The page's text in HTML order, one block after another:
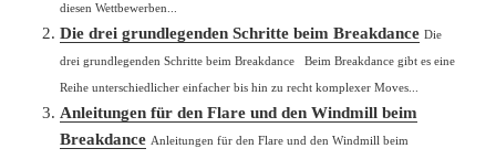
diesen Wettbewerben...
Die drei grundlegenden Schritte beim Breakdance Die
drei grundlegenden Schritte beim Breakdance Beim Breakdance gibt es eine
Reihe unterschiedlicher einfacher bis hin zu recht komplexer Moves...
Anleitungen für den Flare und den Windmill beim
Breakdance Anleitungen für den Flare und den Windmill beim